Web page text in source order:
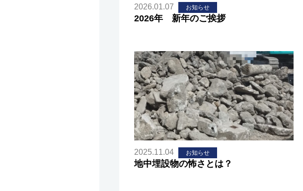
2026.01.07 お知らせ
2026年 新年のご挨拶
2025.11.04 お知らせ
地中埋設物の怖さとは？